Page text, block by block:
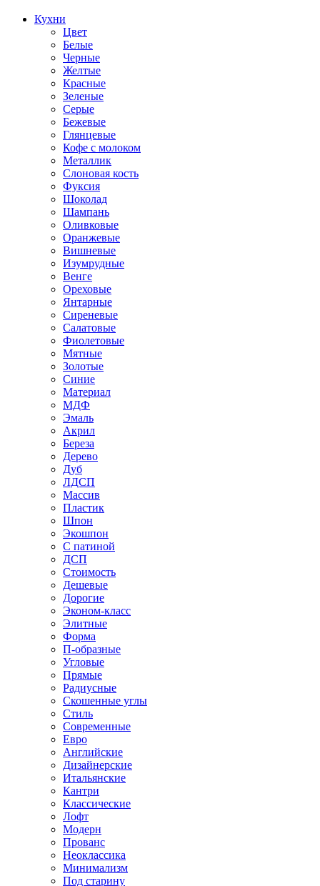
Кухни
Цвет
Белые
Черные
Желтые
Красные
Зеленые
Серые
Бежевые
Глянцевые
Кофе с молоком
Металлик
Слоновая кость
Фуксия
Шоколад
Шампань
Оливковые
Оранжевые
Вишневые
Изумрудные
Венге
Ореховые
Янтарные
Сиреневые
Салатовые
Фиолетовые
Мятные
Золотые
Синие
Материал
МДФ
Эмаль
Акрил
Береза
Дерево
Дуб
ЛДСП
Массив
Пластик
Шпон
Экошпон
С патиной
ДСП
Стоимость
Дешевые
Дорогие
Эконом-класс
Элитные
Форма
П-образные
Угловые
Прямые
Радиусные
Скошенные углы
Стиль
Современные
Евро
Английские
Дизайнерские
Итальянские
Кантри
Классические
Лофт
Модерн
Прованс
Неоклассика
Минимализм
Под старину